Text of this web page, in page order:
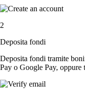
2
Deposita fondi
Deposita fondi tramite
Pay o Google Pay,